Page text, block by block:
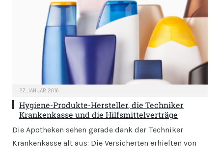
27. JANUAR 2016
Hygiene-Produkte-Hersteller, die Techniker
Krankenkasse und die Hilfsmittelverträge
Die Apotheken sehen gerade dank der Techniker
Krankenkasse alt aus: Die Versicherten erhielten von